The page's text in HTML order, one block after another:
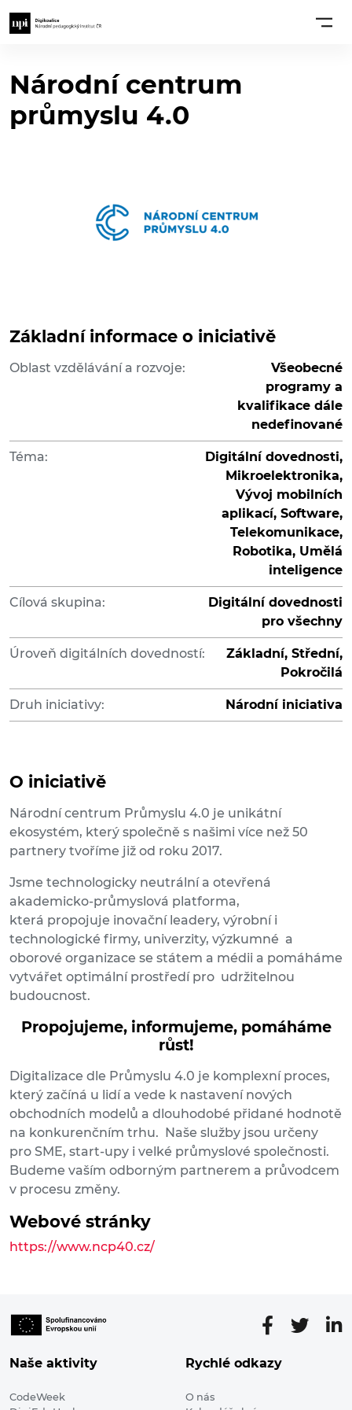
Národní centrum
průmyslu 4.0
Základní informace o iniciativě
Oblast vzdělávání a rozvoje:
Všeobecné
programy a
kvalifikace dále
nedefinované
Téma:
Digitální dovednosti,
Mikroelektronika,
Vývoj mobilních
aplikací, Software,
Telekomunikace,
Robotika, Umělá
inteligence
Cílová skupina:
Digitální dovednosti
pro všechny
Úroveň digitálních dovedností:
Základní, Střední,
Pokročilá
Druh iniciativy: Národní iniciativa
O iniciativě
Národní centrum Průmyslu 4.0 je unikátní
ekosystém, který společně s našimi více než 50
partnery tvoříme již od roku 2017.
Jsme technologicky neutrální a otevřená
akademicko-průmyslová platforma,
která propojuje inovační leadery, výrobní i
technologické firmy, univerzity, výzkumné a
oborové organizace se státem a médii a pomáháme
vytvářet optimální prostředí pro udržitelnou
budoucnost.
Propojujeme, informujeme, pomáháme
růst!
Digitalizace dle Průmyslu 4.0 je komplexní proces,
který začíná u lidí a vede k nastavení nových
obchodních modelů a dlouhodobé přidané hodnotě
na konkurenčním trhu. Naše služby jsou určeny
pro SME, start-upy i velké průmyslové společnosti.
Budeme vaším odborným partnerem a průvodcem
v procesu změny.
Webové stránky
https://www.ncp40.cz/
Naše aktivity
CodeWeek
Rychlé odkazy
O nás